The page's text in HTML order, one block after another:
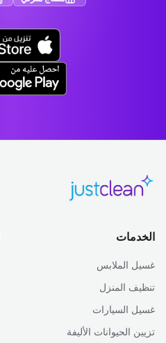
الخدمات
غسيل الملابس
تنظيف المنزل
غسيل السيارات
تزيين الحيوانات الأليفة